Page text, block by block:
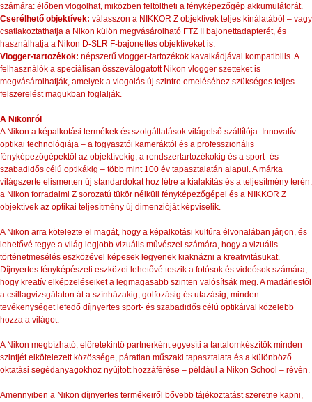
számára: élőben vlogolhat, miközben feltöltheti a fényképezőgép akkumulátorát.
Cserélhető objektívek: válasszon a NIKKOR Z objektívek teljes kínálatából – vagy
csatlakoztathatja a Nikon külön megvásárolható FTZ II bajonettadapterét, és
használhatja a Nikon D-SLR F-bajonettes objektíveket is.
Vlogger-tartozékok: népszerű vlogger-tartozékok kavalkádjával kompatibilis. A
felhasználók a speciálisan összeválogatott Nikon vlogger szetteket is
megvásárolhatják, amelyek a vlogolás új szintre emeléséhez szükséges teljes
felszerelést magukban foglalják.
A Nikonról
A Nikon a képalkotási termékek és szolgáltatások világelső szállítója. Innovatív
optikai technológiája – a fogyasztói kameráktól és a professzionális
fényképezőgépektől az objektívekig, a rendszertartozékokig és a sport- és
szabadidős célú optikákig – több mint 100 év tapasztalatán alapul. A márka
világszerte elismerten új standardokat hoz létre a kialakítás és a teljesítmény terén:
a Nikon forradalmi Z sorozatú tükör nélküli fényképezőgépei és a NIKKOR Z
objektívek az optikai teljesítmény új dimenzióját képviselik.
A Nikon arra kötelezte el magát, hogy a képalkotási kultúra élvonalában járjon, és
lehetővé tegye a világ legjobb vizuális művészei számára, hogy a vizuális
történetmesélés eszközével képesek legyenek kiaknázni a kreativitásukat.
Díjnyertes fényképészeti eszközei lehetővé teszik a fotósok és videósok számára,
hogy kreatív elképzeléseiket a legmagasabb szinten valósítsák meg. A madárlestől
a csillagvizsgálaton át a színházakig, golfozásig és utazásig, minden
tevékenységet lefedő díjnyertes sport- és szabadidős célú optikáival közelebb
hozza a világot.
A Nikon megbízható, előretekintő partnerként egyesíti a tartalomkészítők minden
szintjét elkötelezett közössége, páratlan műszaki tapasztalata és a különböző
oktatási segédanyagokhoz nyújtott hozzáférése – például a Nikon School – révén.
Amennyiben a Nikon díjnyertes termékeiről bővebb tájékoztatást szeretne kapni,